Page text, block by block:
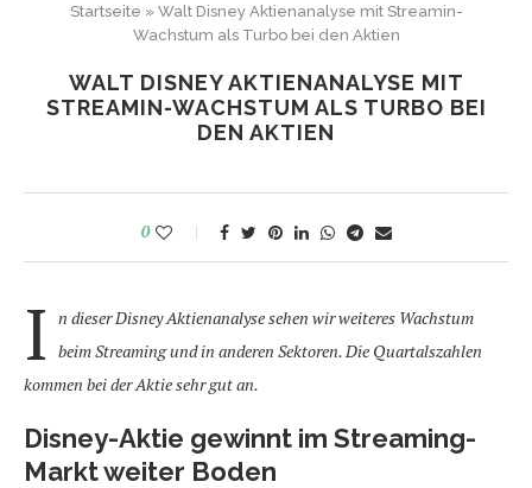
Startseite » Walt Disney Aktienanalyse mit Streamin-
Wachstum als Turbo bei den Aktien
WALT DISNEY AKTIENANALYSE MIT
STREAMIN-WACHSTUM ALS TURBO BEI
DEN AKTIEN
0
I
n dieser Disney Aktienanalyse sehen wir weiteres Wachstum
beim Streaming und in anderen Sektoren. Die Quartalszahlen
kommen bei der Aktie sehr gut an.
Disney-Aktie gewinnt im Streaming-
Markt weiter Boden